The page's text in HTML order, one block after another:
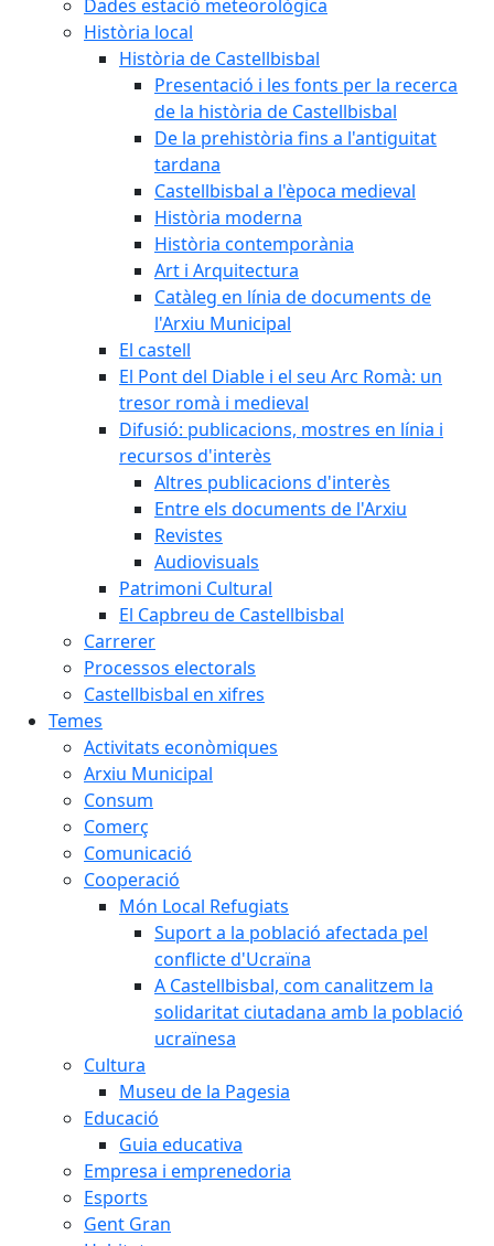
Dades estació meteorològica
Història local
Història de Castellbisbal
Presentació i les fonts per la recerca
de la història de Castellbisbal
De la prehistòria fins a l'antiguitat
tardana
Castellbisbal a l'època medieval
Història moderna
Història contemporània
Art i Arquitectura
Catàleg en línia de documents de
l'Arxiu Municipal
El castell
El Pont del Diable i el seu Arc Romà: un
tresor romà i medieval
Difusió: publicacions, mostres en línia i
recursos d'interès
Altres publicacions d'interès
Entre els documents de l'Arxiu
Revistes
Audiovisuals
Patrimoni Cultural
El Capbreu de Castellbisbal
Carrerer
Processos electorals
Castellbisbal en xifres
Temes
Activitats econòmiques
Arxiu Municipal
Consum
Comerç
Comunicació
Cooperació
Món Local Refugiats
Suport a la població afectada pel
conflicte d'Ucraïna
A Castellbisbal, com canalitzem la
solidaritat ciutadana amb la població
ucraïnesa
Cultura
Museu de la Pagesia
Educació
Guia educativa
Empresa i emprenedoria
Esports
Gent Gran